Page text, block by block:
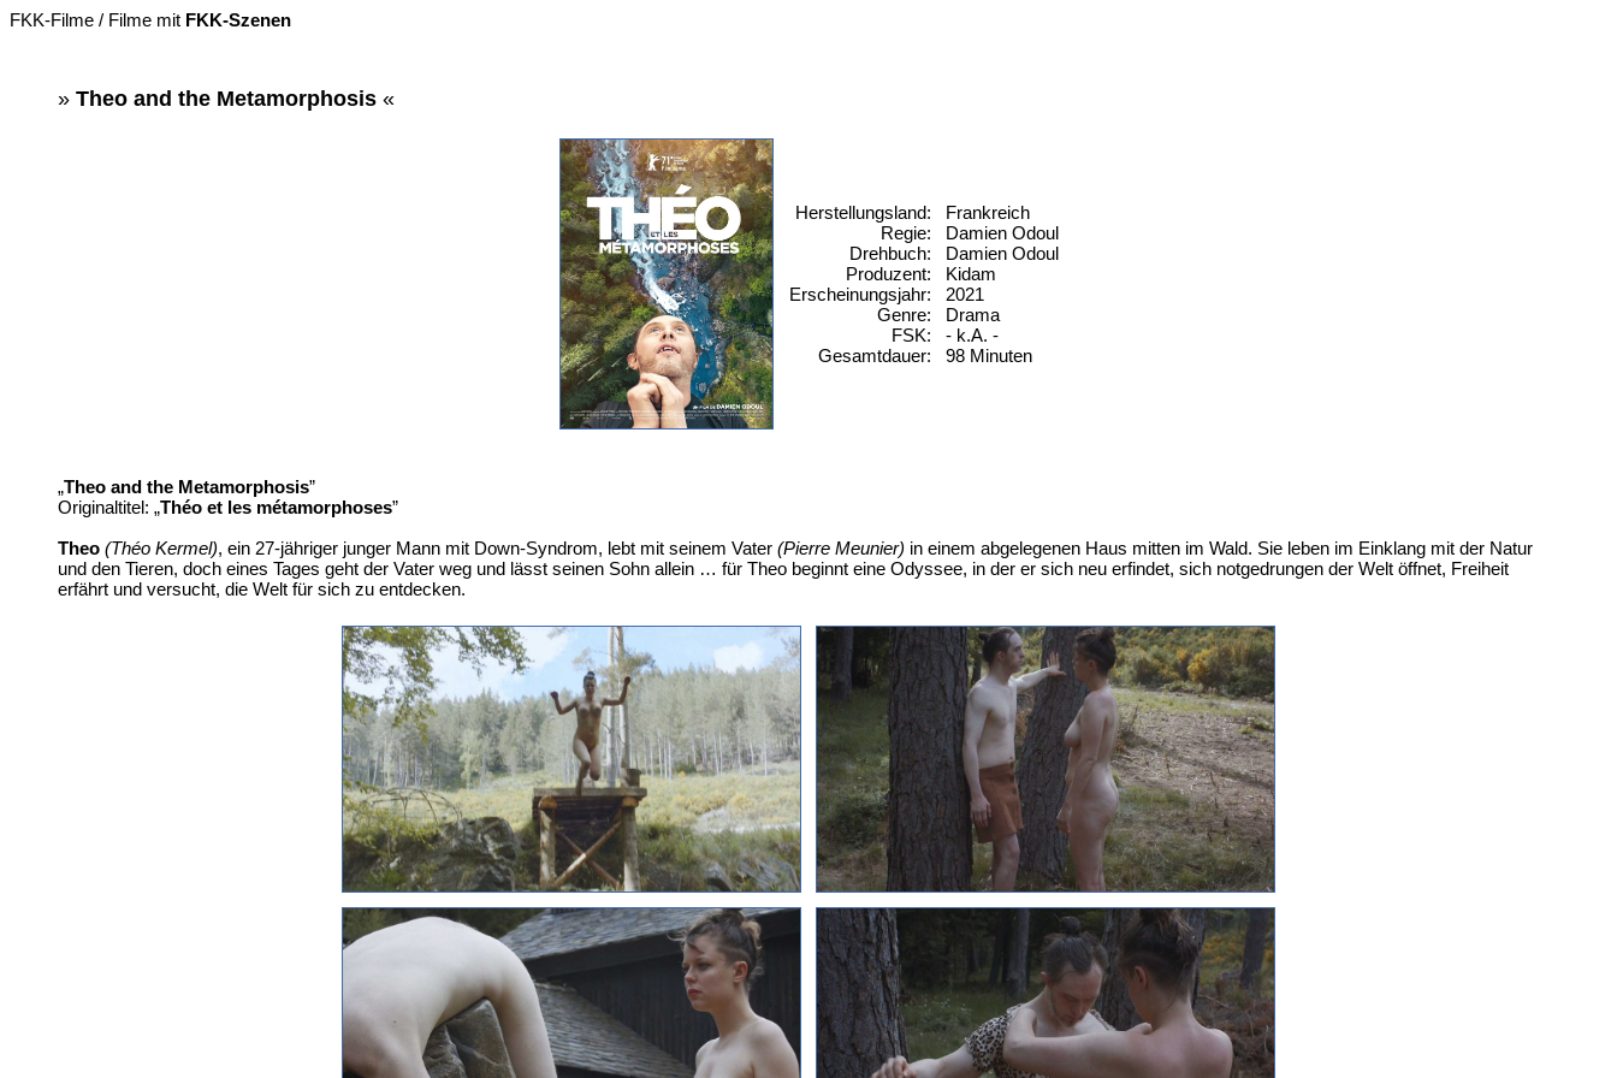
FKK-Filme / Filme mit FKK-Szenen
» Theo and the Metamorphosis «
Herstellungsland:
Regie:
Drehbuch:
Produzent:
Erscheinungsjahr:
Genre:
FSK:
Gesamtdauer:
Frankreich
Damien Odoul
Damien Odoul
Kidam
2021
Drama
- k.A. -
98 Minuten
„Theo and the Metamorphosis”
Originaltitel: „Théo et les métamorphoses”
Theo (Théo Kermel), ein 27-jähriger junger Mann mit Down-Syndrom, lebt mit seinem Vater (Pierre Meunier) in einem abgelegenen Haus mitten im Wald. Sie leben im Einklang mit der Natur
und den Tieren, doch eines Tages geht der Vater weg und lässt seinen Sohn allein … für Theo beginnt eine Odyssee, in der er sich neu erfindet, sich notgedrungen der Welt öffnet, Freiheit
erfährt und versucht, die Welt für sich zu entdecken.